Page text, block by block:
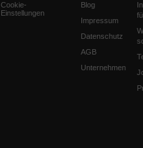
Cookie-
Einstellungen
Blog
Impressum
Datenschutz
AGB
Unternehmen